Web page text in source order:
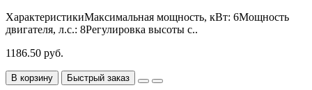
ХарактеристикиМаксимальная мощность, кВт: 6Мощность
двигателя, л.с.: 8Регулировка высоты с..
1186.50 руб.
В корзину Быстрый заказ